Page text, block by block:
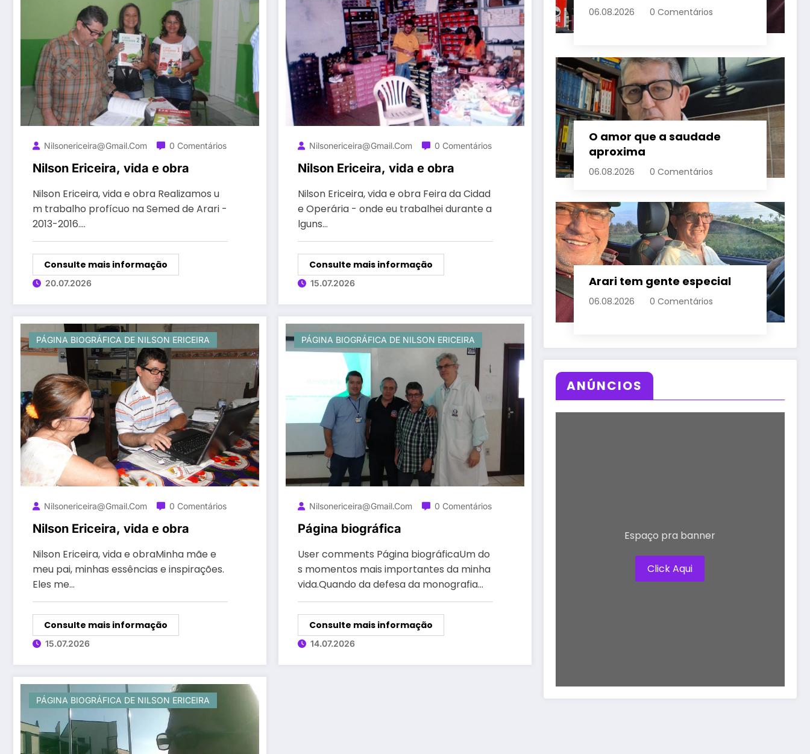
Nilsonericeira@gmail.com 0 Comentários
Nilson Ericeira, vida e obra
Nilson Ericeira, vida e obra Realizamos u
m trabalho profícuo na Semed de Arari -
2013-2016.…
Consulte mais informação
20.07.2026
Nilsonericeira@gmail.com 0 Comentários
Nilson Ericeira, vida e obra
Nilson Ericeira, vida e obra Feira da Cidad
e Operária - onde eu trabalhei durante a
lguns…
Consulte mais informação
15.07.2026
PÁGINA BIOGRÁFICA DE NILSON ERICEIRA
Nilsonericeira@gmail.com 0 Comentários
Nilson Ericeira, vida e obra
Nilson Ericeira, vida e obraMinha mãe e
meu pai, minhas essências e inspirações.
Eles me…
Consulte mais informação
15.07.2026
PÁGINA BIOGRÁFICA DE NILSON ERICEIRA
Nilsonericeira@gmail.com 0 Comentários
Página biográfica
User comments Página biográficaUm do
s momentos mais importantes da minha
vida.Quando da defesa da monografia…
Consulte mais informação
14.07.2026
PÁGINA BIOGRÁFICA DE NILSON ERICEIRA
06.08.2026 0 Comentários
O amor que a saudade
aproxima
06.08.2026 0 Comentários
Arari tem gente especial
06.08.2026 0 Comentários
ANÚNCIOS
Espaço pra banner
Click Aqui